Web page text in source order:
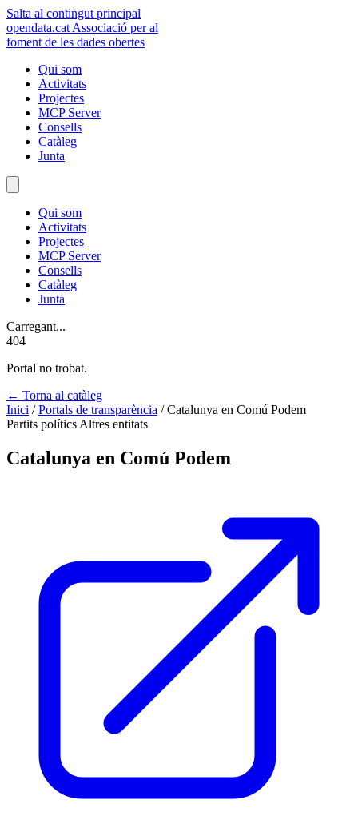
Salta al contingut principal
opendata.cat Associació per al
foment de les dades obertes
Qui som
Activitats
Projectes
MCP Server
Consells
Catàleg
Junta
Qui som
Activitats
Projectes
MCP Server
Consells
Catàleg
Junta
Carregant...
404
Portal no trobat.
← Torna al catàleg
Inici / Portals de transparència / Catalunya en Comú Podem
Partits polítics Altres entitats
Catalunya en Comú Podem